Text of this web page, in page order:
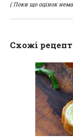
( Поки що оцінок
Схожі